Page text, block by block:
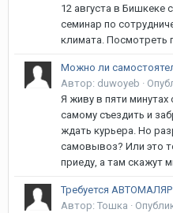
12 августа в Бишкеке
семинар по
климата. Посмотреть
Можно ли
Автор: duwoyeb ·
Я живу в пяти
самому съездить и
ждать курьера. Но
самовывоз? Или это
приеду, а там скажут
Требуется
Автор: Тошка ·